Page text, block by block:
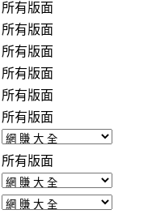
所有版面
所有版面
所有版面
所有版面
所有版面
所有版面
所有版面